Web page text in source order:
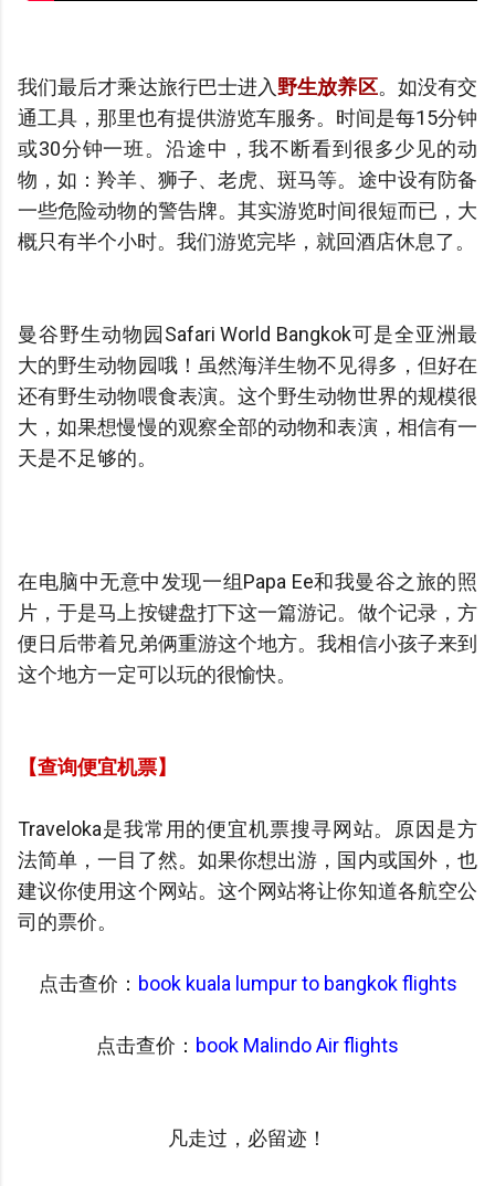
我们最后才乘达旅行巴士进入野生放养区。如没有交
通工具，那里也有提供游览车服务。时间是每15分钟
或30分钟一班。沿途中，我不断看到很多少见的动
物，如：羚羊、狮子、老虎、斑马等。途中设有防备
一些危险动物的警告牌。其实游览时间很短而已，大
概只有半个小时。我们游览完毕，就回酒店休息了。
曼谷野生动物园Safari World Bangkok可是全亚洲最
大的野生动物园哦！虽然海洋生物不见得多，但好在
还有野生动物喂食表演。这个野生动物世界的规模很
大，如果想慢慢的观察全部的动物和表演，相信有一
天是不足够的。
在电脑中无意中发现一组Papa Ee和我曼谷之旅的照
片，于是马上按键盘打下这一篇游记。做个记录，方
便日后带着兄弟俩重游这个地方。我相信小孩子来到
这个地方一定可以玩的很愉快。
【查询便宜机票】
Traveloka是我常用的便宜机票搜寻网站。原因是方
法简单，一目了然。如果你想出游，国内或国外，也
建议你使用这个网站。这个网站将让你知道各航空公
司的票价。
点击查价： book kuala lumpur to bangkok flights
点击查价： book Malindo Air flights
凡走过，必留迹！